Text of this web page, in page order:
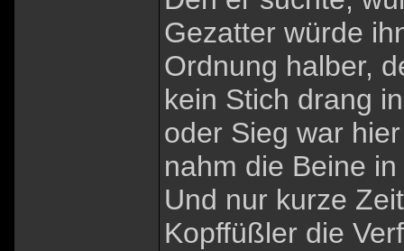
Gezatter würde
Ordnung halber,
kein Stich drang
oder Sieg war
nahm die Beine
Und nur kurze
Kopffüßler die